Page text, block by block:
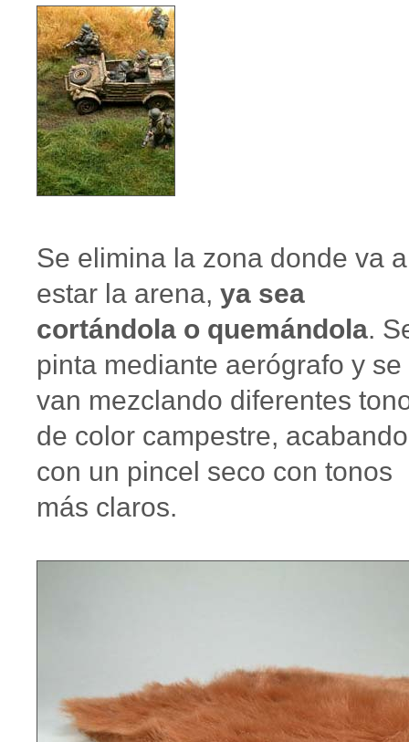
Se elimina la zona donde va a
estar la arena, ya sea
cortándola o quemándola.
pinta mediante aerógrafo y se
van mezclando diferentes
de color campestre, acabando
con un pincel seco con tonos
más claros.